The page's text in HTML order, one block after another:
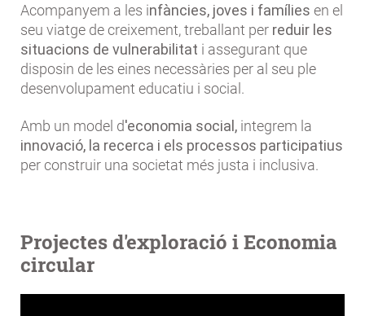
Acompanyem a les infàncies, joves i famílies en el
seu viatge de creixement, treballant per reduir les
situacions de vulnerabilitat i assegurant que
disposin de les eines necessàries per al seu ple
desenvolupament educatiu i social.
Amb un model d'economia social, integrem la
innovació, la recerca i els processos participatius
per construir una societat més justa i inclusiva.
Projectes d'exploració i Economia
circular